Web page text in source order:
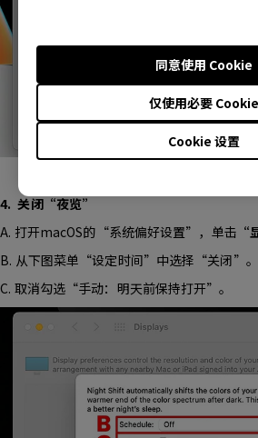
Cookie 设置
仅使用必要 Cookie
同意使用 Cookie
4. 关闭“夜览”
A. 打开macOS的“系统偏好设置”，单击 “
B. 从下图菜单“设定时间”中选择“关闭”。
C. 取消勾选“手动：明天前保持打开”。